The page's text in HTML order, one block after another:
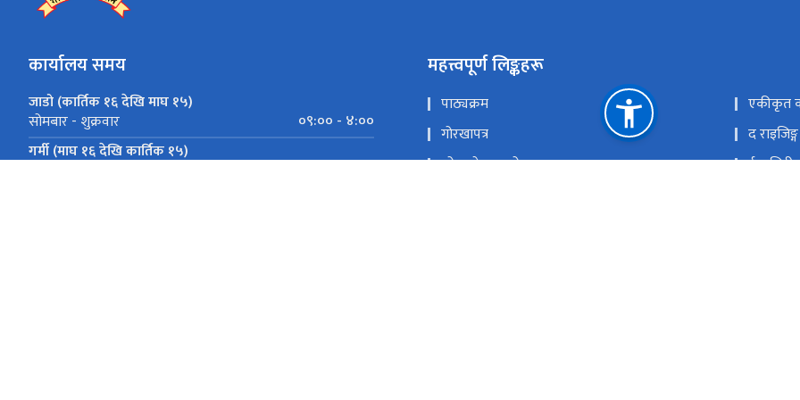
कार्यालय समय
जाडो (कार्तिक १६ देखि माघ १५)
सोमबार - शुक्रवार
०९:०० - ४:००
गर्मी (माघ १६ देखि कार्तिक १५)
महत्त्वपूर्ण लिङ्कहरू
पाठ्यक्रम
एकीकृत
गोरखापत्र
द
लोक सेवा आयोग
ई हाजिरी